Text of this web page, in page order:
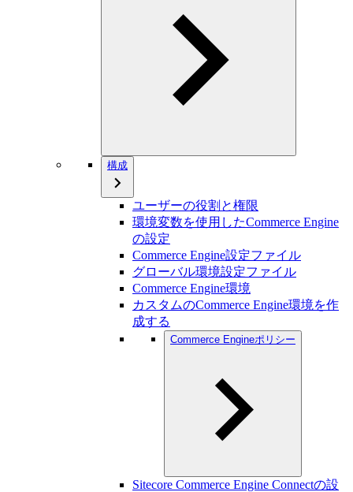
構成
ユーザーの役割と権限
環境変数を使用したCommerce Engine
の設定
Commerce Engine設定ファイル
グローバル環境設定ファイル
Commerce Engine環境
カスタムのCommerce Engine環境を作
成する
Commerce Engineポリシー
Sitecore Commerce Engine Connectの設